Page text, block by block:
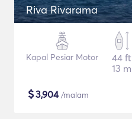
Riva Rivarama
Kapal Pesiar Motor
44 ft
13 m
$3,904/malam